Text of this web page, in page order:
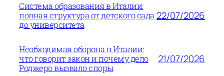
Система образования в Италии:
полная структура от детского сада
до университета
22/07/2026
Необходимая оборона в Италии:
что говорит закон и почему дело
Роджеро вызвало споры
21/07/2026